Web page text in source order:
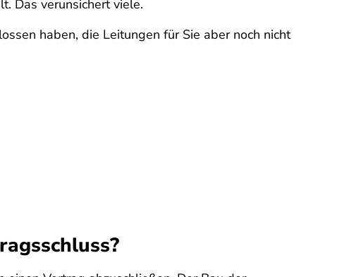
Das verunsichert viele.
haben, die Leitungen für Sie aber noch nicht